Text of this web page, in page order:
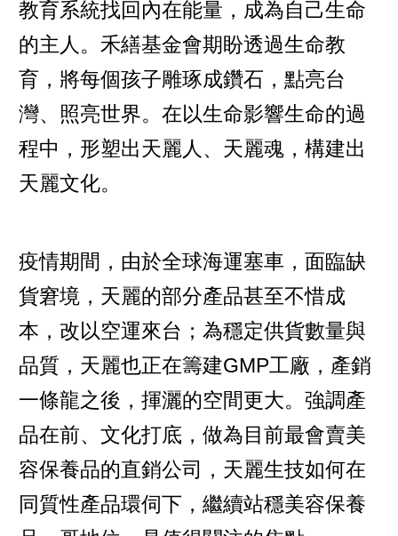
教育系統找回內在能量，成為自己生命
的主人。禾繕基金會期盼透過生命教
育，將每個孩子雕琢成鑽石，點亮台
灣、照亮世界。在以生命影響生命的過
程中，形塑出天麗人、天麗魂，構建出
天麗文化。
疫情期間，由於全球海運塞車，面臨缺
貨窘境，天麗的部分產品甚至不惜成
本，改以空運來台；為穩定供貨數量與
品質，天麗也正在籌建GMP工廠，產銷
一條龍之後，揮灑的空間更大。強調產
品在前、文化打底，做為目前最會賣美
容保養品的直銷公司，天麗生技如何在
同質性產品環伺下，繼續站穩美容保養